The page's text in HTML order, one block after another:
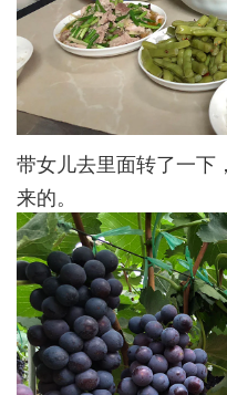
带女儿去里面转了一下
来的。